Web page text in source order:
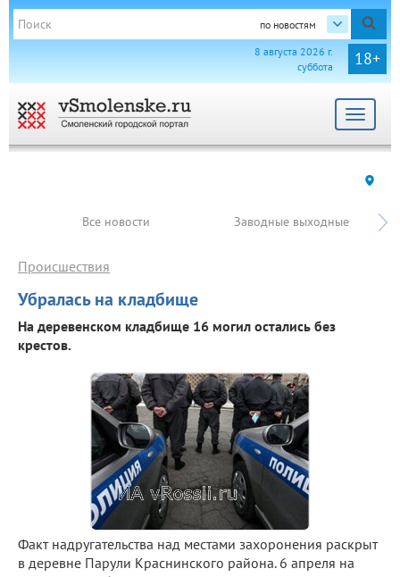
по новостям
18+
8 августа 2026 г.
суббота
Toggle
Все новости Заводные выходные
Убралась на кладбище
Происшествия
На деревенском кладбище 16 могил остались без
крестов.
Факт надругательства над местами захоронения раскрыт
в деревне Парули Краснинского района. 6 апреля на